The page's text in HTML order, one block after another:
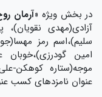
در بخش ویژه «آرمان
آزادی(مهدی نقویان)،
سلیم)،اسم رمز
امین گودرزی)،خوبان
موجه(ستاره کوهکن-
عنوان نامزدهای کسب